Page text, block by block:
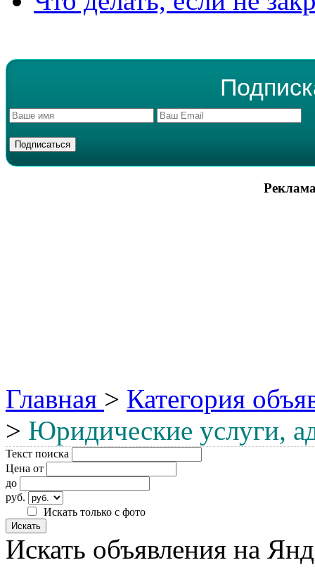
Главная > Категория
> Юридические услуги,
Текст поиска
Цена от
до
руб.
Искать только с фото
Искать объявления на